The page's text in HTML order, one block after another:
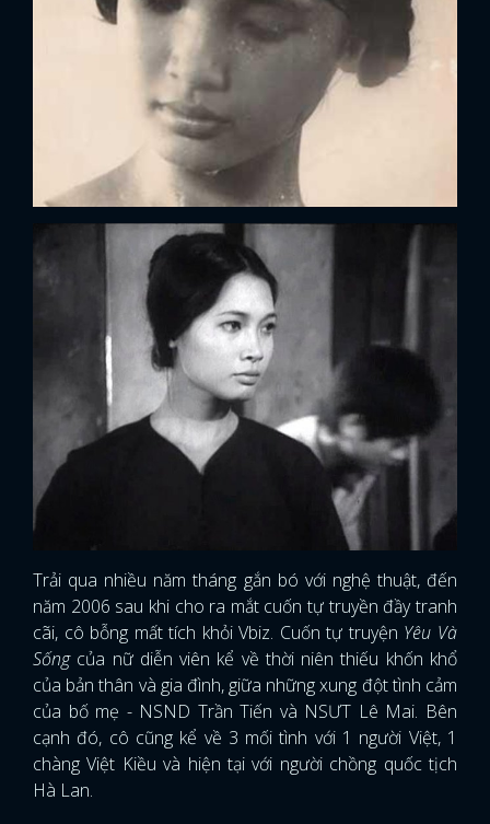
Trải qua nhiều năm tháng gắn bó với nghệ thuật, đến
năm 2006 sau khi cho ra mắt cuốn tự truyền đầy tranh
cãi, cô bỗng mất tích khỏi Vbiz. Cuốn tự truyện Yêu Và
Sốngcủa nữ diễn viên kể về thời niên thiếu khốn khổ
của bản thân và gia đình, giữa những xung đột tình cảm
của bố mẹ - NSND Trần Tiến và NSƯT Lê Mai. Bên
cạnh đó, cô cũng kể về 3 mối tình với 1 người Việt, 1
chàng Việt Kiều và hiện tại với người chồng quốc tịch
Hà Lan.